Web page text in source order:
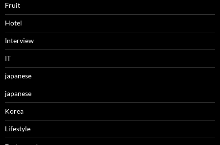
Fruit
Hotel
Interview
IT
japanese
japanese
Korea
Lifestyle